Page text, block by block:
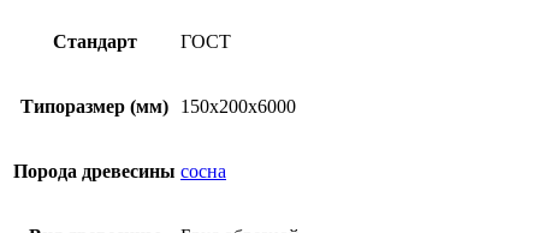
сосны
(ГОСТ)
Опции
на
Стандарт ГОСТ
Типоразмер (мм) 150х200х6000
Порода древесины сосна